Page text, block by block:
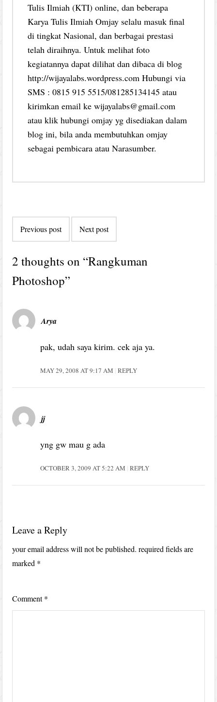
Tulis Ilmiah (KTI) online, dan beberapa
Karya Tulis Ilmiah Omjay selalu masuk final
di tingkat Nasional, dan berbagai prestasi
telah diraihnya. Untuk melihat foto
kegiatannya dapat dilihat dan dibaca di blog
http://wijayalabs.wordpress.com Hubungi via
SMS : 0815 915 5515/081285134145 atau
kirimkan email ke wijayalabs@gmail.com
atau klik hubungi omjay yg disediakan dalam
blog ini, bila anda membutuhkan omjay
sebagai pembicara atau Narasumber.
navigation
Previous post Next post
2 thoughts on “Rangkuman
Photoshop”
Arya
pak, udah saya kirim. cek aja ya.
MAY 29, 2008 AT 9:17 AM REPLY
jj
yng gw mau g ada
OCTOBER 3, 2009 AT 5:22 AM REPLY
Leave a Reply
your email address will not be published. required fields are
marked *
Comment*